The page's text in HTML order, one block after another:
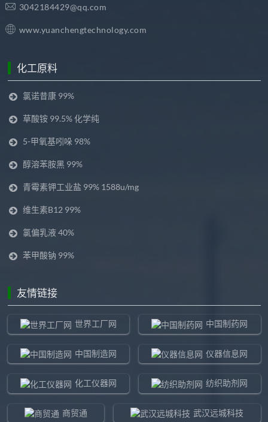
3042184429@qq.com
www.yuanchengtechnology.com
化工原料
氯诺昔康 99%
草酸铵 99.5% 化学纯
5-甲氧基吲哚 98%
醇溶苯胺黑 99%
青霉素钾工业盐 99% 1588u/mg
维生素B12 99%
氯偏乳液 40%
苯甲酸钠 99%
友情链接
世界工厂网 中国制药网
中国制造网 仪器信息网
化工仪器网 纺织助剂网
商贸通 武汉远城科技